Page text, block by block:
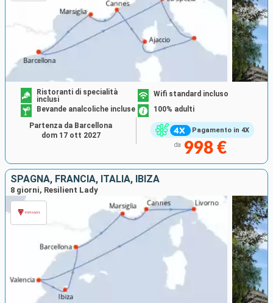
Pagamento in 4X
Ristoranti di specialità
inclusi
Wifi standard incluso
Bevande analcoliche incluse
100% adulti
da 998 €
Partenza da Barcellona
dom 17 ott 2027
SPAGNA, FRANCIA, ITALIA, IBIZA
8 giorni, Resilient Lady